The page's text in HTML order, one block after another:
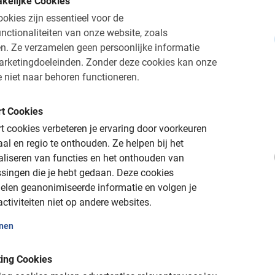
zijn essentieel voor de
van onze website, zoals
Ze verzamelen geen persoonlijke informatie
Zonder deze cookies kan onze
niet naar behoren functioneren.
Cookies
cookies verbeteren je ervaring door voorkeuren
en regio te onthouden. Ze helpen bij het
van functies en het onthouden van
die je hebt gedaan. Deze cookies
geanonimiseerde informatie en volgen je
niet op andere websites.
Cookies
één van onzetours in Verona. Deze romantische stad
wat magnifieke kunst in het straatbeeld geplaatst. Spring
onvergetelijk!
Fietstour leer je deze bestemming op een ontspannende